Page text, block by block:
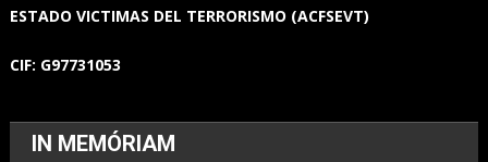
ESTADOVICTIMAS DEL TERRORISMO (ACFSEVT)
CIF: G97731053
IN MEMÓRIAM